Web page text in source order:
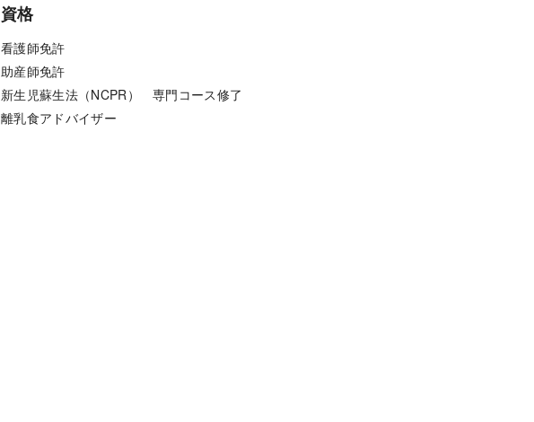
資格
看護師免許
助産師免許
新生児蘇生法（NCPR）　専門コース修了
離乳食アドバイザー